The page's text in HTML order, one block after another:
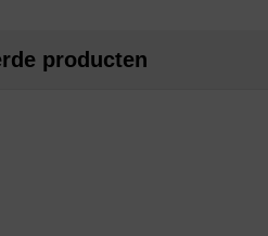
producten